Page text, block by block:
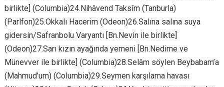
birlikte] (Columbia)24.Nihâvend Taksîm (Tanburla)
(Parlfon)25.Okkalı Hacerim (Odeon)26.Salına salına suya
gidersin/Safranbolu Varyantı [Bn.Nevin ile birlikte]
(Odeon)27.Sarı kızın ayağında yemeni [Bn.Nedime ve
Münevver ile birlikte] (Columbia)28.Selâm söylen Beybabam’a
(Mahmud’um) (Columbia)29.Seymen karşılama havası